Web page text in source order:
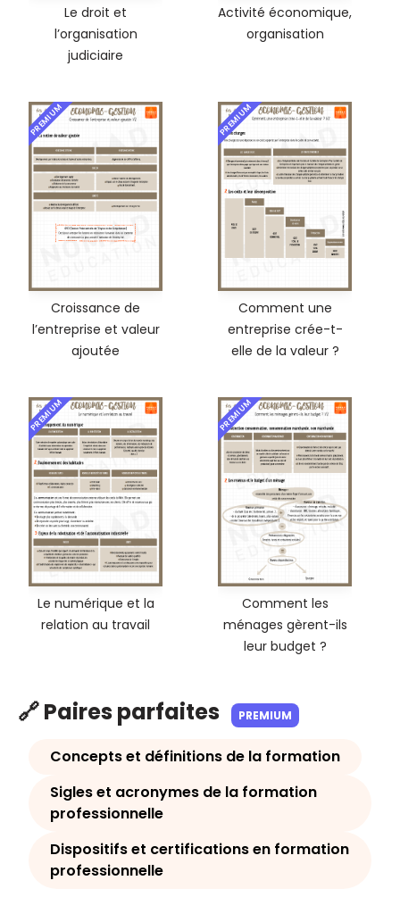
Le droit et
l’organisation
judiciaire
Activité économique,
organisation
PREMIUM
Croissance de
l’entreprise et valeur
ajoutée
PREMIUM
Comment une
entreprise crée-t-
elle de la valeur ?
PREMIUM
Le numérique et la
relation au travail
PREMIUM
Comment les
ménages gèrent-ils
leur budget ?
🔗 Paires parfaites PREMIUM
Concepts et définitions de la formation
Sigles et acronymes de la formation
professionnelle
Dispositifs et certifications en formation
professionnelle